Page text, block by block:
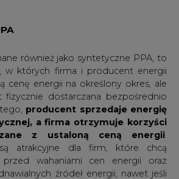
również jako syntetyczne PPA, to
w których firma i producent energii
cenę energii na określony okres, ale
dostarczana bezpośrednio
producent sprzedaje energię
a firma otrzymuje korzyści
z ustaloną ceną energii
atrakcyjne dla firm, które chcą
przed wahaniami cen energii oraz
źródeł energii, nawet jeśli